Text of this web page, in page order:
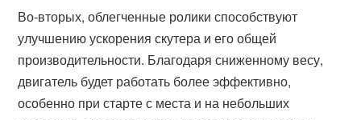
Во-вторых, облегченные ролики способствуют
улучшению ускорения скутера и его общей
производительности. Благодаря сниженному весу,
двигатель будет работать более эффективно,
особенно при старте с места и на небольших